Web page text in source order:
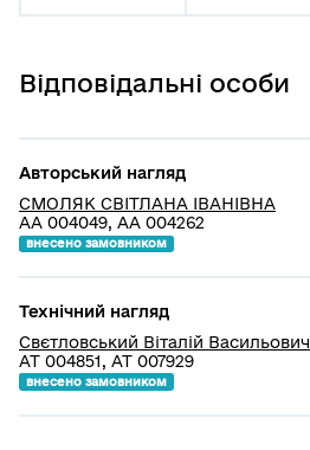
Відповідальні особи
Авторський нагляд
СМОЛЯК СВІТЛАНА ІВАНІВНА
АА 004049, АА 004262
внесено замовником
Технічний нагляд
Свєтловський Віталій Васильович
АТ 004851, АТ 007929
внесено замовником